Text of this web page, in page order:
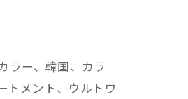
ラー、韓国、カラ
トメント、ウルトワ